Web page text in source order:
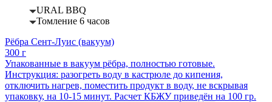
URAL BBQ
Томление 6 часов
Рёбра Сент-Луис (вакуум)
300 г
Упакованные в вакуум рёбра, полностью готовые.
Инструкция: разогреть воду в кастрюле до кипения,
отключить нагрев, поместить продукт в воду, не вскрывая
упаковку, на 10-15 минут. Расчет КБЖУ приведён на 100 гр.